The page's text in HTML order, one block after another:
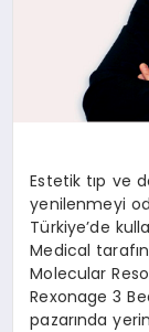
Estetik tıp ve
yenilenmeyi
Türkiye’de
Medical
Molecular
Rexonage 3
pazarında